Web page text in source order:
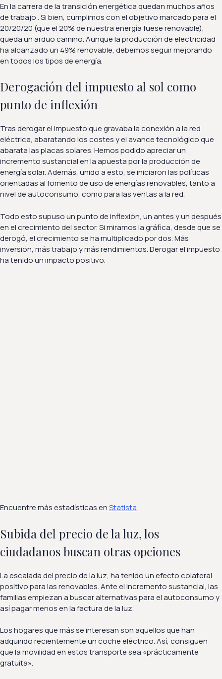
En la carrera de la transición energética quedan muchos años
de trabajo . Si bien, cumplimos con el objetivo marcado para el
20/20/20 (que el 20% de nuestra energía fuese renovable),
queda un arduo camino. Aunque la producción de electricidad
ha alcanzado un 49% renovable, debemos seguir mejorando
en todos los tipos de energía.
Derogación del impuesto al sol como
punto de inflexión
Tras derogar el impuesto que gravaba la conexión a la red
eléctrica, abaratando los costes y el avance tecnológico que
abarata las placas solares. Hemos podido apreciar un
incremento sustancial en la apuesta por la producción de
energía solar. Además, unido a esto, se iniciaron las políticas
orientadas al fomento de uso de energías renovables, tanto a
nivel de autoconsumo, como para las ventas a la red.
Todo esto supuso un punto de inflexión, un antes y un después
en el crecimiento del sector. Si miramos la gráfica, desde que se
derogó, el crecimiento se ha multiplicado por dos. Más
inversión, más trabajo y más rendimientos. Derogar el impuesto
ha tenido un impacto positivo.
Encuentre más estadísticas enStatista
Subida del precio de la luz, los
ciudadanos buscan otras opciones
La escalada del precio de la luz, ha tenido un efecto colateral
positivo para las renovables. Ante el incremento sustancial, las
familias empiezan a buscar alternativas para el autoconsumo y
así pagar menos en la factura de la luz.
Los hogares que más se interesan son aquellos que han
adquirido recientemente un coche eléctrico. Así, consiguen
que la movilidad en estos transporte sea «prácticamente
gratuita».